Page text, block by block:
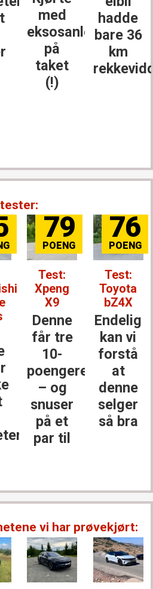
med
eksosanlegget
på
taket
(!)
hadde
bare 36
km
79
Test:
Xpeng
X9
Denne
får tre
10-
poengere
– og
snuser
på et
par til
76
Test:
Toyota
bZ4X
Endelig
kan vi
forstå
at
denne
selger
så bra
vi har prøvekjørt: